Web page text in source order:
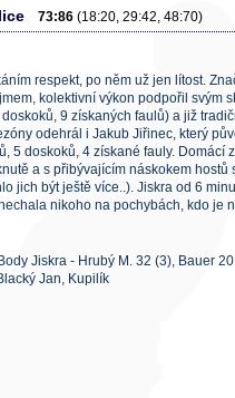
73:86 (18:20, 29:42, 48:70)
respekt, po něm už jen lítost.
kolektivní výkon podpořil svým
9 získaných faulů) a již
odehrál i Jakub Jiřinec, který
5 doskoků, 4 získané fauly. Domácí
a s přibývajícím náskokem hostů
jich být ještě více..). Jiskra od 6
nikoho na pochybách, kdo je
Jiskra - Hrubý M. 32 (3), Bauer
Jan, Kupilík